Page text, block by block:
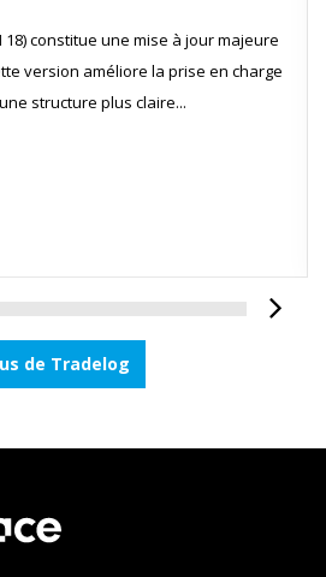
18) constitue une mise à jour majeure
version améliore la prise en charge
structure plus claire...
de Tradelog